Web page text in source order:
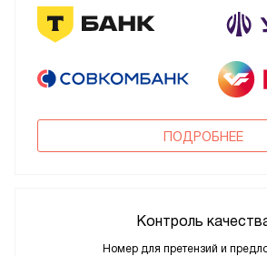
ПОДРОБНЕЕ
Контроль
Номер для претензий и